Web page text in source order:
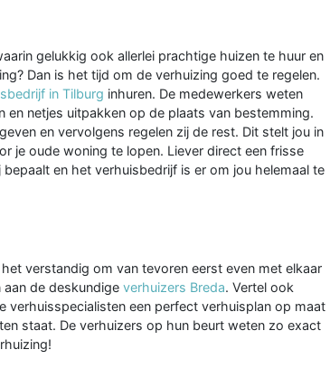
gelukkig ook allerlei prachtige huizen te huur en
Dan is het tijd om de verhuizing goed te regelen.
in Tilburg inhuren. De medewerkers weten
netjes uitpakken op de plaats van bestemming.
en vervolgens regelen zij de rest. Dit stelt jou in
je oude woning te lopen. Liever direct een frisse
en het verhuisbedrijf is er om jou helemaal te
verstandig om van tevoren eerst even met elkaar
de deskundige verhuizers Breda. Vertel ook
verhuisspecialisten een perfect verhuisplan op maat
staat. De verhuizers op hun beurt weten zo exact